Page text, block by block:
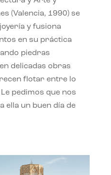
(Valencia, 1990) se
y fusiona
en su práctica
piedras
delicadas obras
flotar entre lo
pedimos que nos
ella un buen día de